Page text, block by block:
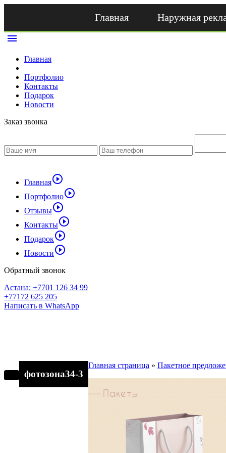
Главная Наружная
menu
Главная
Портфолио
Контакты
Подарок
Новости
Заказ звонка
Главнаяplay_circle_outline
Портфолиоplay_circle_outline
Отзывыplay_circle_outline
Контактыplay_circle_outline
Подарокplay_circle_outline
Новостиplay_circle_outline
Обратный звонок
Астана: +7701 126 34 99
+77172 625 205
Написать в WhatsApp
фотозона34-3
Главная страница » Пакетное